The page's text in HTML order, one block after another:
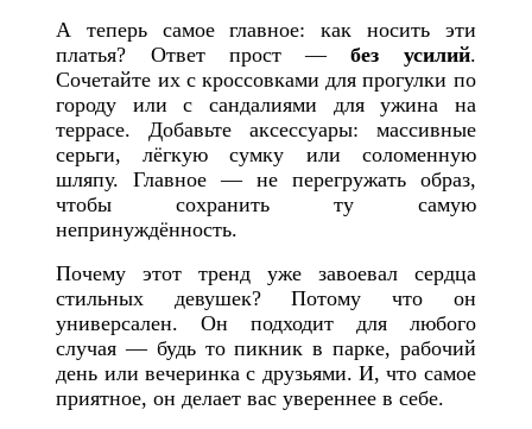
А теперь самое главное: как носить эти
платья? Ответ прост —без усилий.
Сочетайте их с кроссовками для прогулки по
городу или с сандалиями для ужина на
террасе. Добавьте аксессуары: массивные
серьги, лёгкую сумку или соломенную
шляпу. Главное — не перегружать образ,
чтобы сохранить ту самую
непринуждённость.
Почему этот тренд уже завоевал сердца
стильных девушек? Потому что он
универсален. Он подходит для любого
случая — будь то пикник в парке, рабочий
день или вечеринка с друзьями. И, что самое
приятное, он делает вас увереннее в себе.